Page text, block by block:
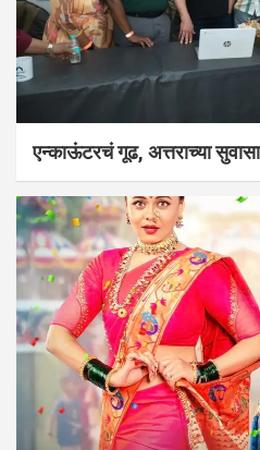
एन्काऊंटरचं गूढ, अत्तराच्या